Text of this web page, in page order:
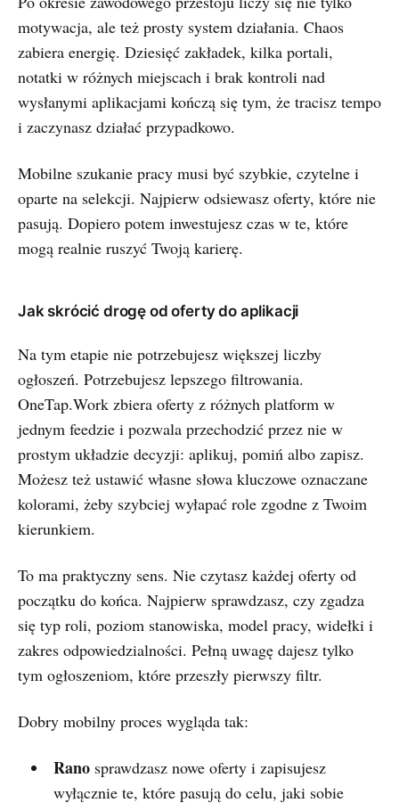
motywacja, ale też prosty system działania. Chaos
zabiera energię. Dziesięć zakładek, kilka portali,
notatki w różnych miejscach i brak kontroli nad
wysłanymi aplikacjami kończą się tym, że tracisz tempo
i zaczynasz działać przypadkowo.
Mobilne szukanie pracy musi być szybkie, czytelne i
oparte na selekcji. Najpierw odsiewasz oferty, które nie
pasują. Dopiero potem inwestujesz czas w te, które
mogą realnie ruszyć Twoją karierę.
Jak skrócić drogę od oferty do aplikacji
Na tym etapie nie potrzebujesz większej liczby
ogłoszeń. Potrzebujesz lepszego filtrowania.
OneTap.Work zbiera oferty z różnych platform w
jednym feedzie i pozwala przechodzić przez nie w
prostym układzie decyzji: aplikuj, pomiń albo zapisz.
Możesz też ustawić własne słowa kluczowe oznaczane
kolorami, żeby szybciej wyłapać role zgodne z Twoim
kierunkiem.
To ma praktyczny sens. Nie czytasz każdej oferty od
początku do końca. Najpierw sprawdzasz, czy zgadza
się typ roli, poziom stanowiska, model pracy, widełki i
zakres odpowiedzialności. Pełną uwagę dajesz tylko
tym ogłoszeniom, które przeszły pierwszy filtr.
Dobry mobilny proces wygląda tak:
Ranosprawdzasz nowe oferty i zapisujesz
wyłącznie te, które pasują do celu, jaki sobie